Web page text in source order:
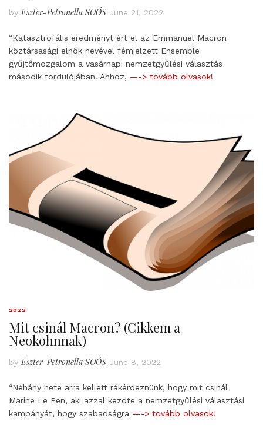
by Eszter-Petronella SOÓS June 21, 2022
“Katasztrofális eredményt ért el az Emmanuel Macron
köztársasági elnök nevével fémjelzett Ensemble
gyűjtőmozgalom a vasárnapi nemzetgyűlési választás
második fordulójában. Ahhoz, —-> tovább olvasok!
2022
Mit csinál Macron? (Cikkem a
Neokohnnak)
by Eszter-Petronella SOÓS June 8, 2022
“Néhány hete arra kellett rákérdeznünk, hogy mit csinál
Marine Le Pen, aki azzal kezdte a nemzetgyűlési választási
kampányát, hogy szabadságra —-> tovább olvasok!